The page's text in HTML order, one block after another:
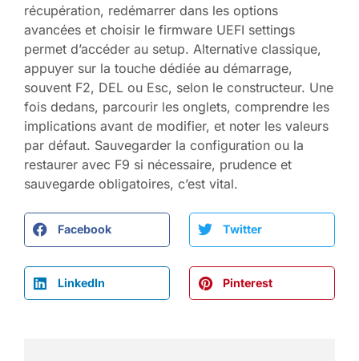
récupération, redémarrer dans les options
avancées et choisir le firmware UEFI settings
permet d’accéder au setup. Alternative classique,
appuyer sur la touche dédiée au démarrage,
souvent F2, DEL ou Esc, selon le constructeur. Une
fois dedans, parcourir les onglets, comprendre les
implications avant de modifier, et noter les valeurs
par défaut. Sauvegarder la configuration ou la
restaurer avec F9 si nécessaire, prudence et
sauvegarde obligatoires, c’est vital.
Facebook Twitter
LinkedIn Pinterest